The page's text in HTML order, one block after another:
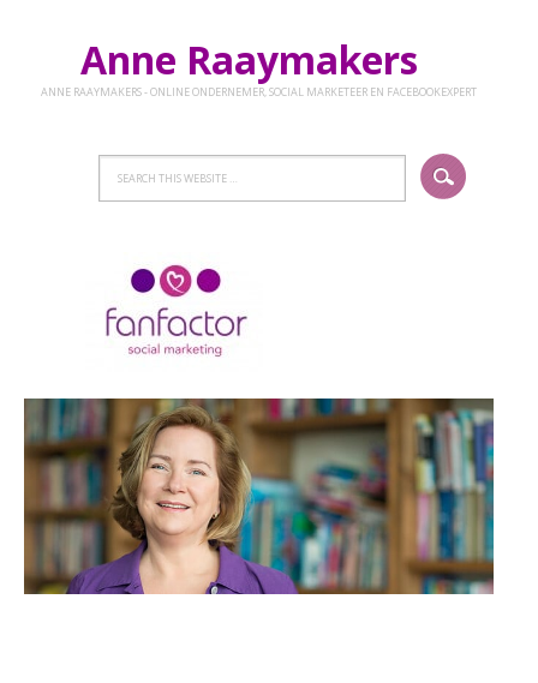
Anne Raaymakers
ANNE RAAYMAKERS - ONLINE ONDERNEMER, SOCIAL MARKETEER EN FACEBOOKEXPERT